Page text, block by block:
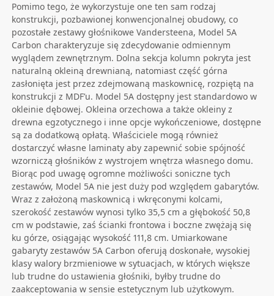
Pomimo tego, że wykorzystuje one ten sam rodzaj
konstrukcji, pozbawionej konwencjonalnej obudowy, co
pozostałe zestawy głośnikowe Vandersteena, Model 5A
Carbon charakteryzuje się zdecydowanie odmiennym
wyglądem zewnętrznym. Dolna sekcja kolumn pokryta jest
naturalną okleiną drewnianą, natomiast część górna
zasłonięta jest przez zdejmowaną maskownicę, rozpiętą na
konstrukcji z MDF’u. Model 5A dostępny jest standardowo w
okleinie dębowej. Okleina orzechowa a także okleiny z
drewna egzotycznego i inne opcje wykończeniowe, dostępne
są za dodatkową opłatą. Właściciele mogą również
dostarczyć własne laminaty aby zapewnić sobie spójność
wzorniczą głośników z wystrojem wnętrza własnego domu.
Biorąc pod uwagę ogromne możliwości soniczne tych
zestawów, Model 5A nie jest duży pod względem gabarytów.
Wraz z założoną maskownicą i wkręconymi kolcami,
szerokość zestawów wynosi tylko 35,5 cm a głębokość 50,8
cm w podstawie, zaś ścianki frontowa i boczne zwężają się
ku górze, osiągając wysokość 111,8 cm. Umiarkowane
gabaryty zestawów 5A Carbon oferują doskonałe, wysokiej
klasy walory brzmieniowe w sytuacjach, w których większe
lub trudne do ustawienia głośniki, byłby trudne do
zaakceptowania w sensie estetycznym lub użytkowym.